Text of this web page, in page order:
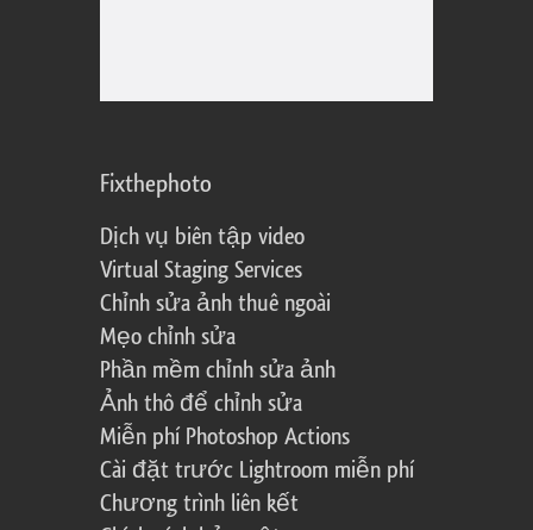
Fixthephoto
Dịch vụ biên tập video
Virtual Staging Services
Chỉnh sửa ảnh thuê ngoài
Mẹo chỉnh sửa
Phần mềm chỉnh sửa ảnh
Ảnh thô để chỉnh sửa
Miễn phí Photoshop Actions
Cài đặt trước Lightroom miễn phí
Chương trình liên kết